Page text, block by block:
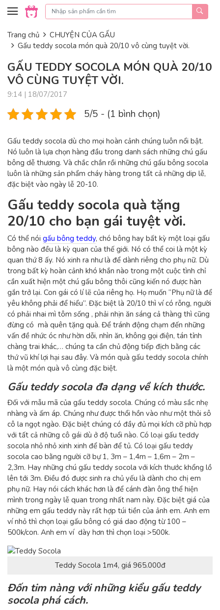
Skip to content
Trang chủ
CHUYỆN CỦA GẤU
Gấu teddy socola món quà 20/10 vô cùng tuyệt vời.
GẤU TEDDY SOCOLA MÓN QUÀ 20/10
VÔ CÙNG TUYỆT VỜI.
9:14 | 18/07/2017
5/5 - (1 bình chọn)
Gấu teddy socola dù cho mọi hoàn cảnh chúng luôn nổi bật.
Nó luôn là lựa chọn hàng đầu trong danh sách những chú gấu
bông dễ thương. Và chắc chắn rồi những chú gấu bông socola
luôn là những sản phẩm cháy hàng trong tất cả những dip lễ,
đặc biệt vào ngày lễ 20-10.
Gấu teddy socola quà tặng
20/10 cho bạn gái tuyệt vời.
Có thể nói gấu bông teddy, chó bông hay bất kỳ một loại gấu
bông nào đều là kỳ quan của thế giới. Nó có thể coi là một kỳ
quan thứ 8 ấy. Nó xinh ra như là để dành riêng cho phụ nữ. Dù
trong bất kỳ hoàn cảnh khó khắn nào trong một cuộc tình chỉ
cần xuất hiện một chú gấu bông thôi cũng kiến nó được hàn
gắn trở lại. Con gái có lí lẽ của riêng họ. Họ muốn “Phụ nữ là để
yêu không phải để hiểu”. Đặc biệt là 20/10 thì ví có rỗng, người
có phải nhai mì tôm sống , phải nhịn ăn sáng cả thàng thì cũng
đừng có mà quên tặng quà. Để tránh động chạm đến những
vấn đề nhức óc như hờn dỗi, nhìn ăn, không gọi điện, tán tỉnh
chàng trai khác,… chúng ta cần chủ động tiếp địch bằng các
thứ vũ khí lợi hại sau đây. Và món quà gấu teddy socola chính
là một món quà vô cùng đặc biệt.
Gấu teddy socola đa dạng về kích thước.
Đối với mẫu mã của gấu teddy socola. Chúng có màu sắc nhẹ
nhàng và ấm áp. Chúng như được thổi hồn vào như một thỏi sô
cô la ngọt ngào. Đặc biệt chúng có đầy đủ mọi kích cỡ phù hợp
với tất cả những cô gái dù ở độ tuổi nào. Có loại gấu teddy
socola nhỏ nhỏ xinh xinh để bàn để tủ. Có loại gấu teddy
socola cao bằng người cỡ bự 1, 3m – 1,4m – 1,6m – 2m –
2,3m. Hay những chú gấu teddy socola với kích thước khổng lồ
lên tới 3m. Điều đó được sinh ra chủ yếu là dành cho chị em
phụ nữ. Hay nói cách khác hơn là để cánh đàn ông thể hiện
mình trong ngày lễ quan trong nhất nam này. Đặc biệt giá của
những em gấu teddy này rất hợp túi tiền của ảnh em. Anh em
ví nhỏ thì chọn loại gấu bông có giá dao động từ 100 –
500k/con. Anh em ví dày hơn thì chọn loại >500k.
Teddy Socola 1m4, giá 965.000đ
Đốn tim nàng với những kiểu gấu teddy
socola phá cách.